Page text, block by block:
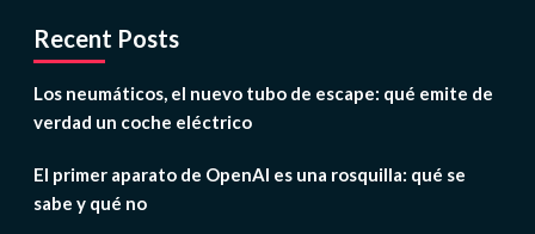
Recent Posts
Los neumáticos, el nuevo tubo de escape: qué emite de
verdad un coche eléctrico
El primer aparato de OpenAI es una rosquilla: qué se
sabe y qué no